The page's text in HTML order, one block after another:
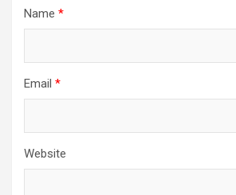
Name *
Email *
Website